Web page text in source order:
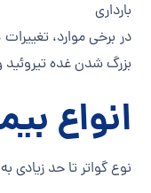
بارداری
در برخی موارد،
بزرگ شدن غده تیروئید
انواع
نوع گواتر تا حد